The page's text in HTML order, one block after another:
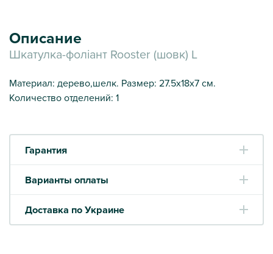
Описание
Шкатулка-фоліант Rooster (шовк) L
Материал: дерево,шелк. Размер: 27.5х18х7 см.
Количество отделений: 1
Гарантия
Варианты оплаты
Доставка по Украине